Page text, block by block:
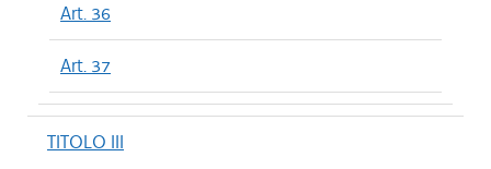
Art. 36
Art. 37
TITOLO III